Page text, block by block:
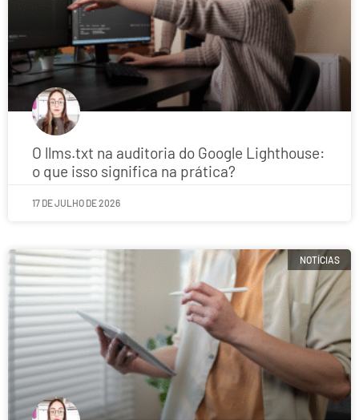
O llms.txt na auditoria do Google Lighthouse:
o que isso significa na prática?
17 DE JULHO DE 2026
NOTÍCIAS